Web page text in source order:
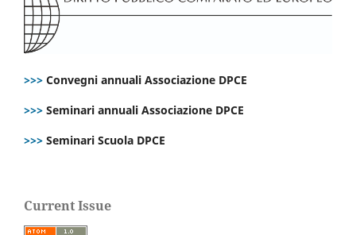
>>> Convegni annuali Associazione DPCE
>>> Seminari annuali Associazione DPCE
>>> Seminari Scuola DPCE
Current Issue